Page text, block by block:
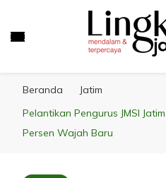
Beranda
Jatim
Pelantikan Pengurus JMSI
Persen Wajah Baru